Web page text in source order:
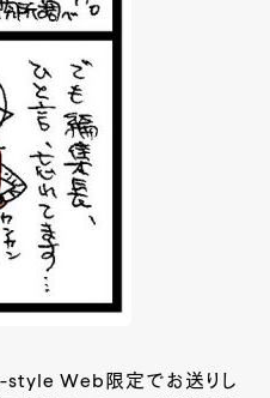
style Web限定でお送りし